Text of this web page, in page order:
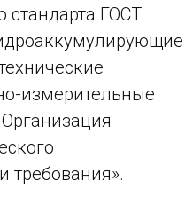
стандарта ГОСТ
измерительные
требования».